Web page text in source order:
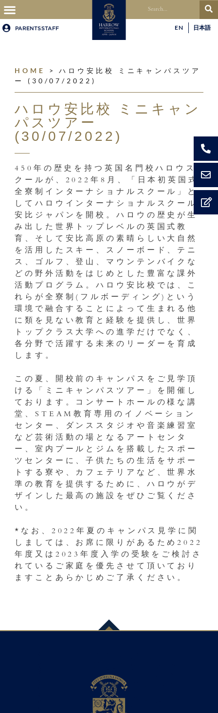
PARENTSSTAFF EN 日本語
HOME >ハロウ安比校 ミニキャンパスツア
ー (30/07/2022)
ハロウ安比校 ミニキャン
パスツアー
(30/07/2022)
450年の歴史を持つ英国名門校ハロウス
クールが、2022年8月、「日本初英国式
全寮制インターナショナルスクール」と
してハロウインターナショナルスクール
安比ジャパンを開校。ハロウの歴史が生
み出した世界トップレベルの英国式教
育、そして安比高原の素晴らしい大自然
を活用したスキー、スノーボード、テニ
ス、ゴルフ、登山、マウンテンバイクな
どの野外活動をはじめとした豊富な課外
活動プログラム。ハロウ安比校では、こ
れらが全寮制(フルボーディング)という
環境で融合することによって生まれる他
に類を見ない教育と経験を提供し、世界
トップクラス大学への進学だけでなく、
各分野で活躍する未来のリーダーを育成
します。
この夏、開校前のキャンパスをご見学頂
ける「ミニキャンパスツアー」を開催し
ております。コンサートホールの様な講
堂、STEAM教育専用のイノベーション
センター、ダンススタジオや音楽練習室
など芸術活動の場となるアートセンタ
ー、室内プールとジムを搭載したスポー
ツセンターに、子供たちの生活をサポー
トする寮や、カフェテリアなど、世界水
準の教育を提供するために、ハロウがデ
ザインした最高の施設をぜひご覧くださ
い。
*なお、2022年夏のキャンパス見学に関
しましては、お席に限りがあるため2022
年度又は2023年度入学の受験をご検討さ
れているご家庭を優先させて頂いており
ますことあらかじめご了承ください。